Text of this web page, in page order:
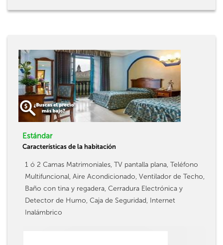
Estándar
Características de la habitación
1 ó 2 Camas Matrimoniales, TV pantalla plana, Teléfono
Multifuncional, Aire Acondicionado, Ventilador de Techo,
Baño con tina y regadera, Cerradura Electrónica y
Detector de Humo, Caja de Seguridad, Internet
Inalámbrico